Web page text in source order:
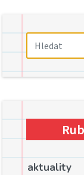
aktuality